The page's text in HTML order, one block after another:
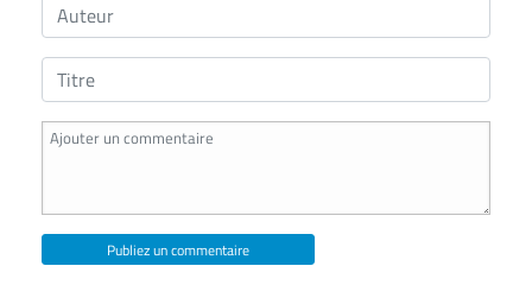
Publiez un commentaire